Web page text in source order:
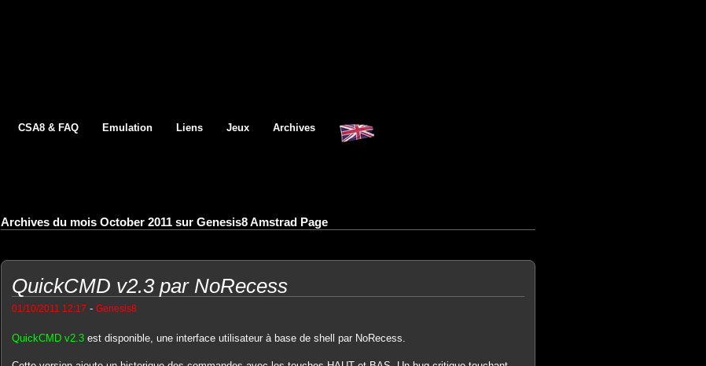
CSA8 & FAQ Emulation Liens Jeux Archives
Archives du mois October 2011 sur Genesis8 Amstrad Page
QuickCMD v2.3 par NoRecess
01/10/2011 12:17 - Genesis8
QuickCMD v2.3est disponible, une interface utilisateur à base de shell par NoRecess.